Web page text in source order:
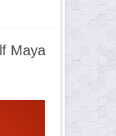
Maya